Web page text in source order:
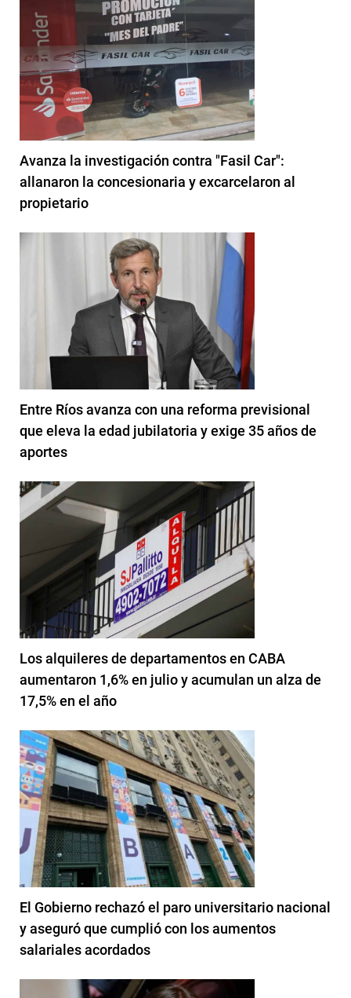
Avanza la investigación contra "Fasil Car":
allanaron la concesionaria y excarcelaron al
propietario
Entre Ríos avanza con una reforma previsional
que eleva la edad jubilatoria y exige 35 años de
aportes
Los alquileres de departamentos en CABA
aumentaron 1,6% en julio y acumulan un alza de
17,5% en el año
El Gobierno rechazó el paro universitario nacional
y aseguró que cumplió con los aumentos
salariales acordados